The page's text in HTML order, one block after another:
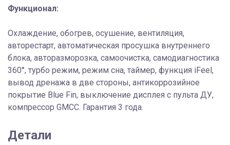
Функционал:
Охлаждение, обогрев, осушение, вентиляция,
авторестарт, автоматическая просушка внутреннего
блока, авторазморозка, самоочистка, самодиагностика
360°, турбо режим, режим сна, таймер, функция iFeel,
вывод дренажа в две стороны, антикоррозийное
покрытие Blue Fin, выключение дисплея с пульта ДУ,
компрессор GMCC. Гарантия 3 года.
Детали